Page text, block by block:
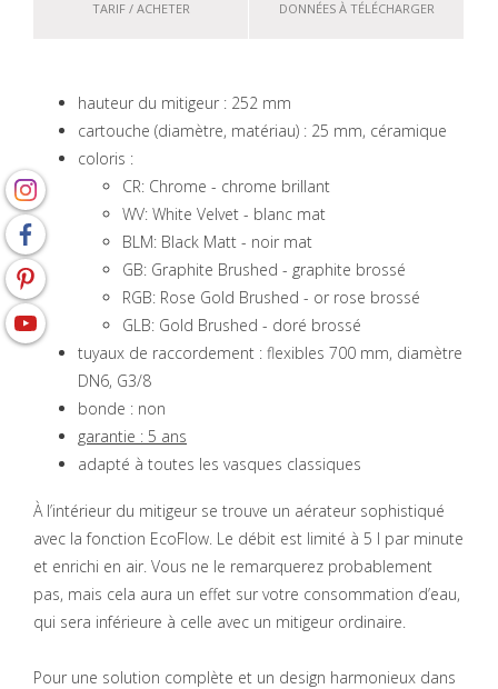
TARIF / ACHETER DONNÉES À TÉLÉCHARGER
hauteur du mitigeur : 252 mm
cartouche (diamètre, matériau) : 25 mm, céramique
coloris :
CR: Chrome - chrome brillant
WV: White Velvet - blanc mat
BLM: Black Matt - noir mat
GB: Graphite Brushed - graphite brossé
RGB: Rose Gold Brushed - or rose brossé
GLB: Gold Brushed - doré brossé
tuyaux de raccordement : flexibles 700 mm, diamètre
DN6, G3/8
bonde : non
garantie : 5 ans
adapté à toutes les vasques classiques
À l’intérieur du mitigeur se trouve un aérateur sophistiqué
avec la fonction EcoFlow. Le débit est limité à 5 l par minute
et enrichi en air. Vous ne le remarquerez probablement
pas, mais cela aura un effet sur votre consommation d’eau,
qui sera inférieure à celle avec un mitigeur ordinaire.
Pour une solution complète et un design harmonieux dans